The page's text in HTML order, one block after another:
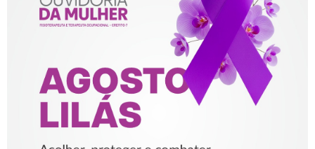
AGOSTO LILÁS – ACOLHER,
PROTEGER E COMBATER A
VIOLÊNCIA CONTRA A
MULHER